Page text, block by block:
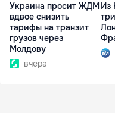
Украина просит ЖДМ
вдвое снизить
тарифы на транзит
грузов через
Молдову
вчера
Из